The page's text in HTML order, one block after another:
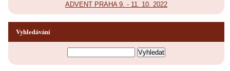
ADVENT PRAHA 9. - 11. 10. 2022
Vyhledávání